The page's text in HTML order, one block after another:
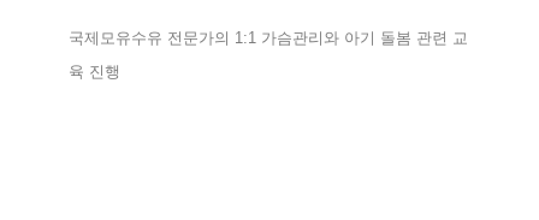
국제모유수유 전문가의 1:1 가슴관리와 아기 돌봄 관련 교
육 진행